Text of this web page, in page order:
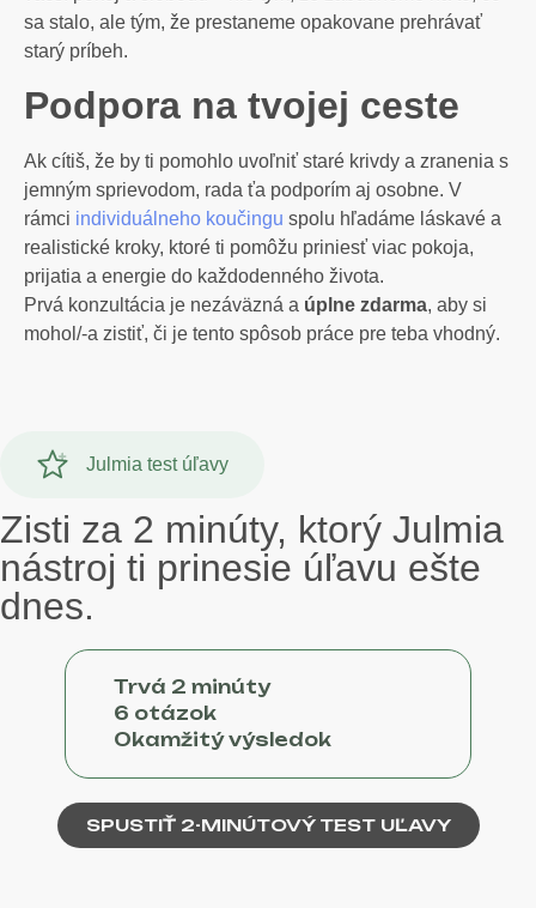
sa stalo, ale tým, že prestaneme opakovane prehrávať
starý príbeh.
Podpora na tvojej ceste
Ak cítiš, že by ti pomohlo uvoľniť staré krivdy a zranenia s
jemným sprievodom, rada ťa podporím aj osobne. V
rámci individuálneho koučingu spolu hľadáme láskavé a
realistické kroky, ktoré ti pomôžu priniesť viac pokoja,
prijatia a energie do každodenného života.
Prvá konzultácia je nezáväzná a úplne zdarma, aby si
mohol/-a zistiť, či je tento spôsob práce pre teba vhodný.
Julmia test úľavy
Zisti za 2 minúty, ktorý Julmia
nástroj ti prinesie úľavu ešte
dnes.
Trvá 2 minúty
6 otázok
Okamžitý výsledok
SPUSTIŤ 2-MINÚTOVÝ TEST UĽAVY